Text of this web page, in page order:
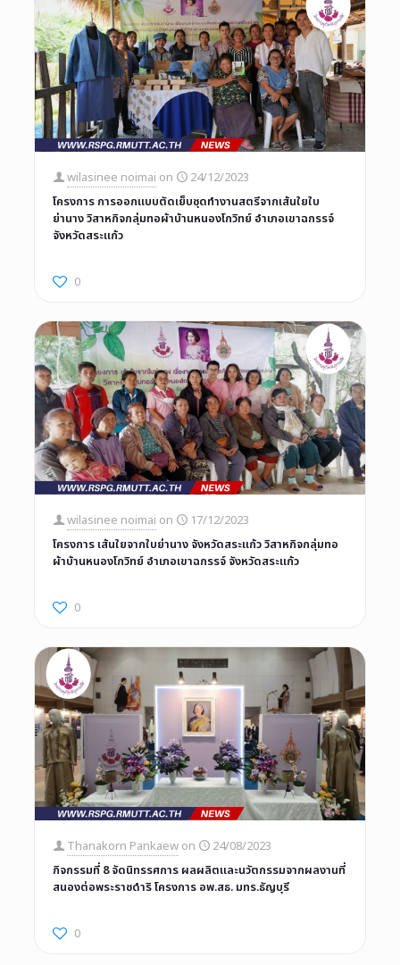
wilasinee noimai on
24/12/2023
โครงการ การออกแบบตัดเย็บชุดทำงานสตรีจากเส้นใยใบ
ย่านาง วิสาหกิจกลุ่มทอผ้าบ้านหนองโกวิทย์ อำเภอเขาฉกรรจ์
จังหวัดสระแก้ว
0
wilasinee noimai on
17/12/2023
โครงการ เส้นใยจากใบย่านาง จังหวัดสระแก้ว วิสาหกิจกลุ่มทอ
ผ้าบ้านหนองโกวิทย์ อำเภอเขาฉกรรจ์ จังหวัดสระแก้ว
0
Thanakorn Pankaew on
24/08/2023
กิจกรรมที่ 8 จัดนิทรรศการ ผลผลิตและนวัตกรรมจากผลงานที่
สนองต่อพระราชดำริ โครงการ อพ.สธ. มทร.ธัญบุรี
0